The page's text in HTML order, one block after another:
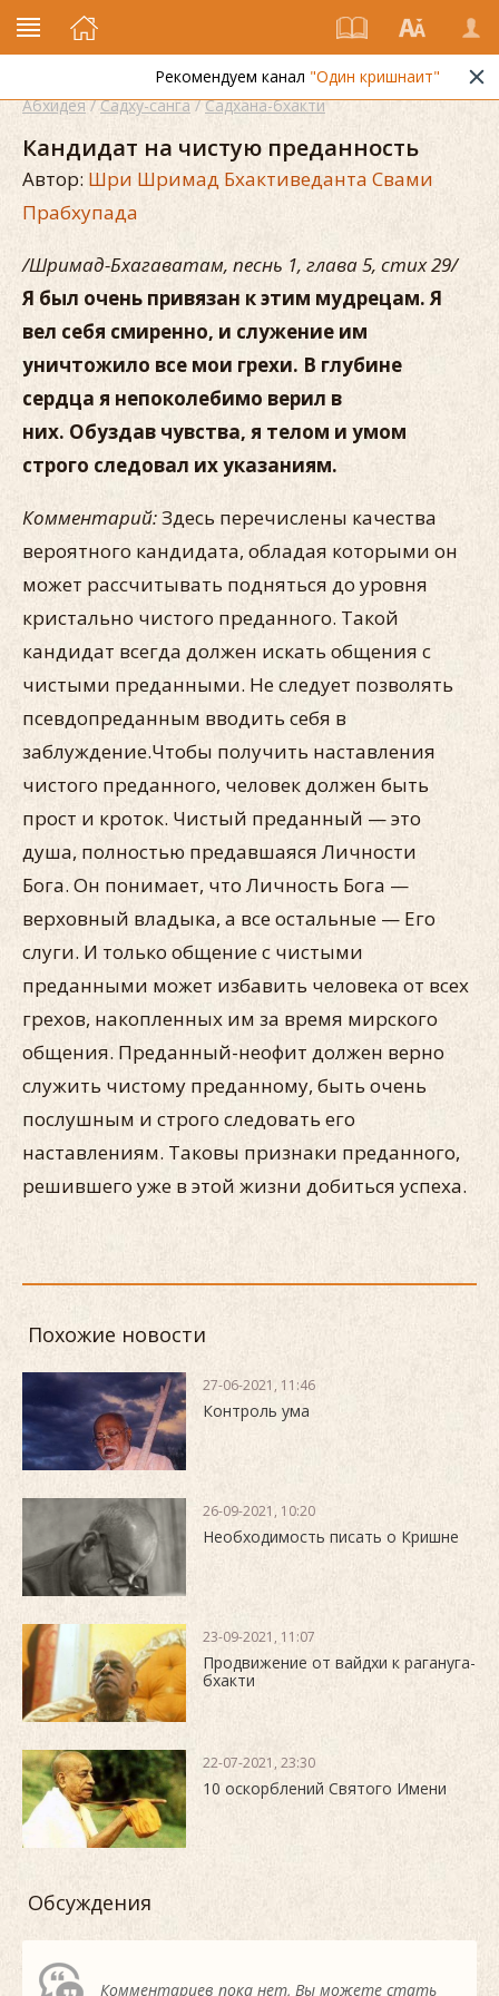
Рекомендуем канал"Один кришнаит"
Абхидея/Садху-санга/Садхана-бхакти
Кандидат на чистую преданность
Автор: Шри Шримад Бхактиведанта Свами
Прабхупада
/Шримад-Бхагаватам, песнь 1, глава 5, стих 29/
Я был очень привязан к этим мудрецам. Я
вел себя смиренно, и служение им
уничтожило все мои грехи. В глубине
сердца я непоколебимо верил в
них. Обуздав чувства, я телом и умом
строго следовал их указаниям.
Комментарий:Здесь перечислены качества
вероятного кандидата, обладая которыми он
может рассчитывать подняться до уровня
кристально чистого преданного. Такой
кандидат всегда должен искать общения с
чистыми преданными. Не следует позволять
псевдопреданным вводить себя в
заблуждение.Чтобы получить наставления
чистого преданного, человек должен быть
прост и кроток. Чистый преданный — это
душа, полностью предавшаяся Личности
Бога. Он понимает, что Личность Бога —
верховный владыка, а все остальные — Его
слуги. И только общение с чистыми
преданными может избавить человека от всех
грехов, накопленных им за время мирского
общения. Преданный-неофит должен верно
служить чистому преданному, быть очень
послушным и строго следовать его
наставлениям. Таковы признаки преданного,
решившего уже в этой жизни добиться успеха.
Похожие новости
27-06-2021, 11:46
Контроль ума
26-09-2021, 10:20
Необходимость писать о Кришне
23-09-2021, 11:07
Продвижение от вайдхи к рагануга-
бхакти
22-07-2021, 23:30
10 оскорблений Святого Имени
Обсуждения
Комментариев пока нет, Вы можете стать